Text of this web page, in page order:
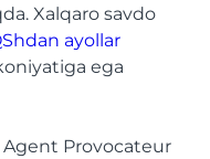
Xalqaro savdo
ayollar
ega
Provocateur